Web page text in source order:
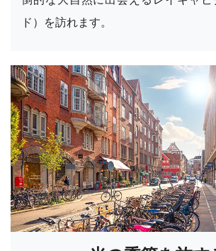
ド）を訪れます。